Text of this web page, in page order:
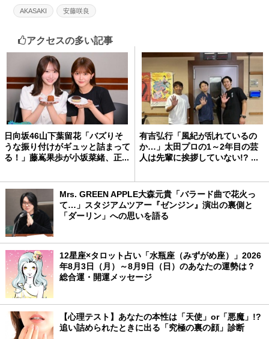
AKASAKI 安藤咲良
アクセスの多い記事
日向坂46山下葉留花「バズりそ
うな振り付けがギュッと詰まって
る！」藤嶌果歩が小坂菜緒、正...
有吉弘行「風紀が乱れているの
か…」太田プロの1～2年目の芸
人は先輩に挨拶していない!? ...
Mrs. GREEN APPLE大森元貴「バラード曲で花火っ
て…」スタジアムツアー『ゼンジン』演出の裏側と
「ダーリン」への思いを語る
12星座×タロット占い「水瓶座（みずがめ座）」2026
年8月3日（月）～8月9日（日）のあなたの運勢は？
総合運・開運メッセージ
【心理テスト】あなたの本性は「天使」or「悪魔」!?
追い詰められたときに出る「究極の裏の顔」診断